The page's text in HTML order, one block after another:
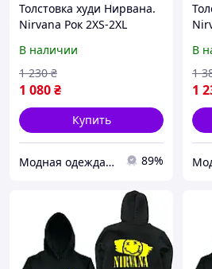
Толстовка худи Нирвана.
Nirvana Рок 2XS-2XL
В наличии
1 080₴
1 230 ₴
Купить
Модная одежда с принтом 89%
В
1
1